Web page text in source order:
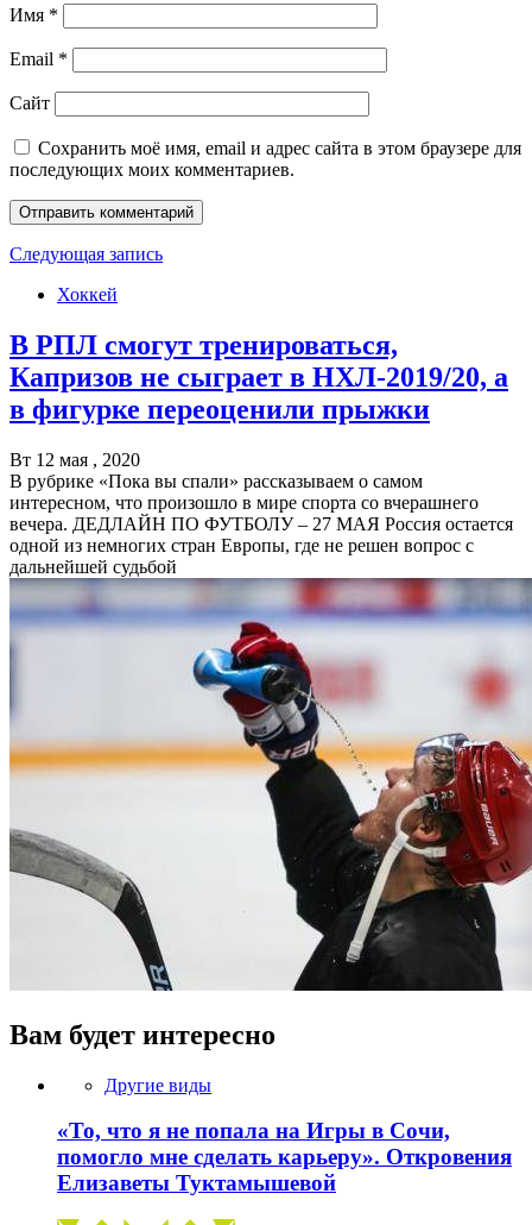
Имя *
Email *
Сайт
Сохранить моё имя, email и адрес сайта в этом браузере для
последующих моих комментариев.
Следующая запись
Хоккей
В РПЛ смогут тренироваться,
Капризов не сыграет в НХЛ-2019/20, а
в фигурке переоценили прыжки
Вт 12 мая , 2020
В рубрике «Пока вы спали» рассказываем о самом
интересном, что произошло в мире спорта со вчерашнего
вечера. ДЕДЛАЙН ПО ФУТБОЛУ – 27 МАЯ Россия остается
одной из немногих стран Европы, где не решен вопрос с
дальнейшей судьбой
Вам будет интересно
Другие виды
«То, что я не попала на Игры в Сочи,
помогло мне сделать карьеру». Откровения
Елизаветы Туктамышевой